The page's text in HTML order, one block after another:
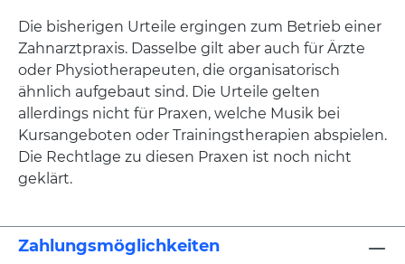
Die bisherigen Urteile ergingen zum Betrieb einer
Zahnarztpraxis. Dasselbe gilt aber auch für Ärzte
oder Physiotherapeuten, die organisatorisch
ähnlich aufgebaut sind. Die Urteile gelten
allerdings nicht für Praxen, welche Musik bei
Kursangeboten oder Trainingstherapien abspielen.
Die Rechtlage zu diesen Praxen ist noch nicht
geklärt.
Zahlungsmöglichkeiten